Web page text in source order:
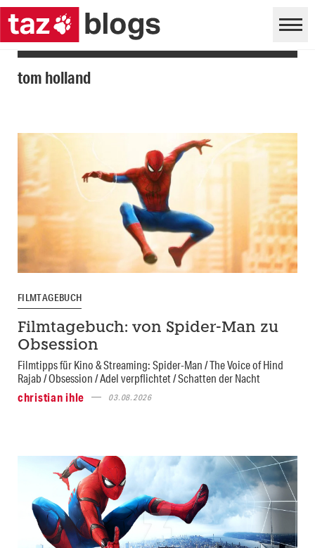
tom holland
FILMTAGEBUCH
Filmtagebuch: von Spider-Man zu
Obsession
Filmtipps für Kino & Streaming: Spider-Man / The Voice of Hind
Rajab / Obsession / Adel verpflichtet / Schatten der Nacht
christian ihle
03.08.2026